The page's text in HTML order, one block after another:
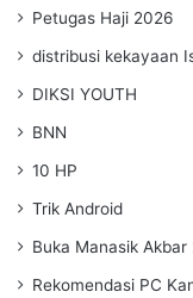
Petugas Haji 2026
distribusi kekayaan
DIKSI YOUTH
BNN
10 HP
Trik Android
Buka Manasik Akbar
Rekomendasi PC